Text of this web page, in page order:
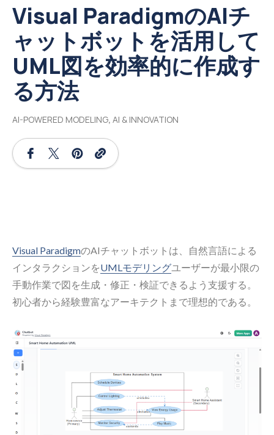
Visual ParadigmのAIチ
ャットボットを活用して
UML図を効率的に作成す
る方法
AI-POWERED MODELING, AI & INNOVATION
Visual ParadigmのAIチャットボットは、自然言語による
インタラクションをUMLモデリングユーザーが最小限の
手動作業で図を生成・修正・検証できるよう支援する。
初心者から経験豊富なアーキテクトまで理想的である。